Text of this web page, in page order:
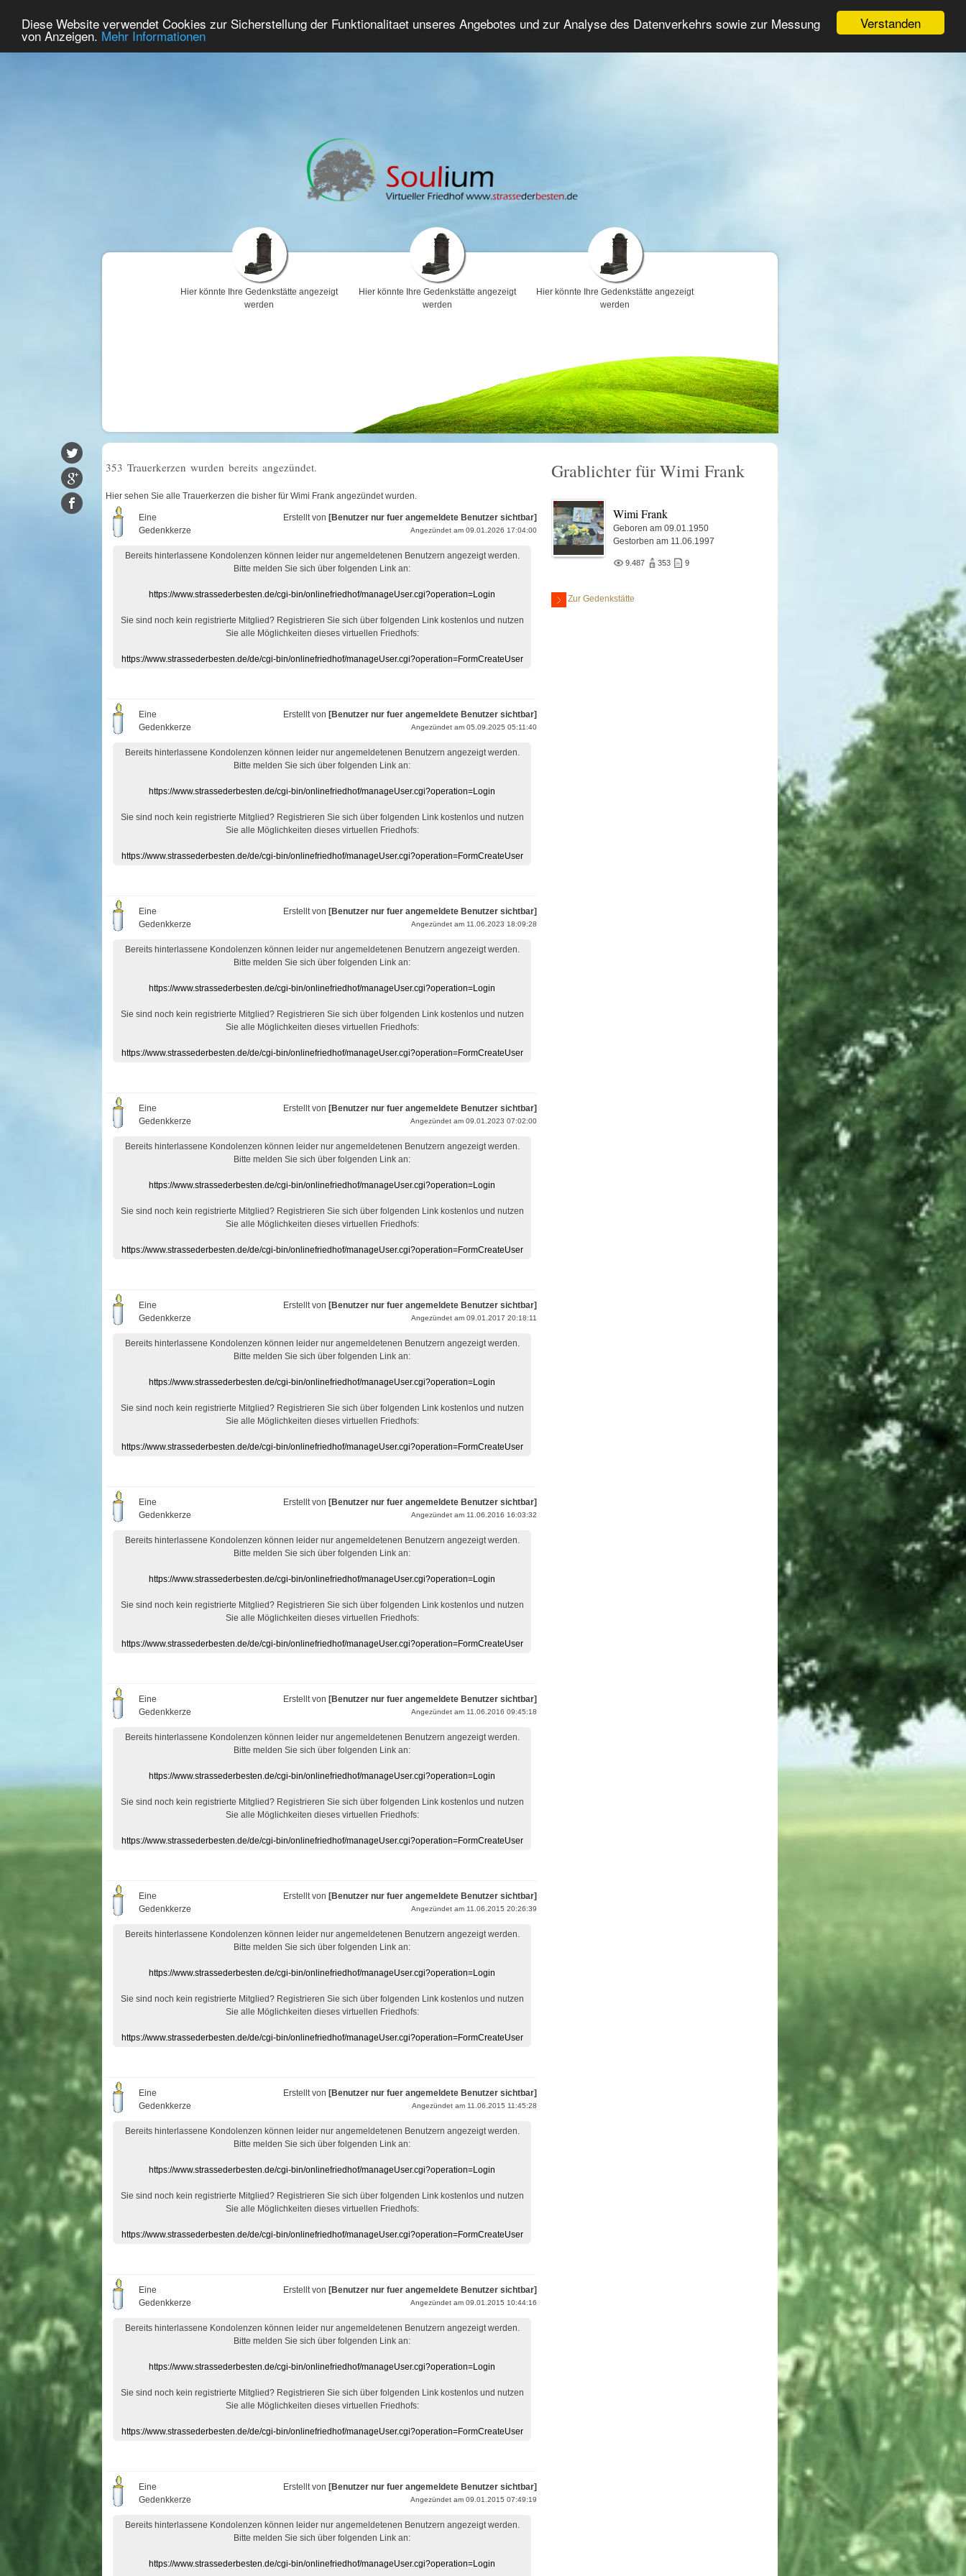
Verstanden
Diese Website verwendet Cookies zur Sicherstellung der Funktionalitaet unseres Angebotes und zur Analyse des Datenverkehrs sowie zur Messung
von Anzeigen. Mehr Informationen
Home Premium Gedenken Trauerforum Erweiterte Suche Anmelden
Hier könnte Ihre Gedenkstätte angezeigt
werden
Hier könnte Ihre Gedenkstätte angezeigt
werden
Hier könnte Ihre Gedenkstätte angezeigt
werden
353 Trauerkerzen wurden bereits angezündet.
Hier sehen Sie alle Trauerkerzen die bisher für Wimi Frank angezündet wurden.
Eine
Gedenkkerze
Erstellt von [Benutzer nur fuer angemeldete Benutzer sichtbar]
Angezündet am 09.01.2026 17:04:00
Bereits hinterlassene Kondolenzen können leider nur angemeldetenen Benutzern angezeigt werden.
Bitte melden Sie sich über folgenden Link an:
https://www.strassederbesten.de/cgi-bin/onlinefriedhof/manageUser.cgi?operation=Login
Sie sind noch kein registrierte Mitglied? Registrieren Sie sich über folgenden Link kostenlos und nutzen
Sie alle Möglichkeiten dieses virtuellen Friedhofs:
https://www.strassederbesten.de/de/cgi-bin/onlinefriedhof/manageUser.cgi?operation=FormCreateUser
Eine
Gedenkkerze
Erstellt von [Benutzer nur fuer angemeldete Benutzer sichtbar]
Angezündet am 05.09.2025 05:11:40
Bereits hinterlassene Kondolenzen können leider nur angemeldetenen Benutzern angezeigt werden.
Bitte melden Sie sich über folgenden Link an:
https://www.strassederbesten.de/cgi-bin/onlinefriedhof/manageUser.cgi?operation=Login
Sie sind noch kein registrierte Mitglied? Registrieren Sie sich über folgenden Link kostenlos und nutzen
Sie alle Möglichkeiten dieses virtuellen Friedhofs:
https://www.strassederbesten.de/de/cgi-bin/onlinefriedhof/manageUser.cgi?operation=FormCreateUser
Eine
Gedenkkerze
Erstellt von [Benutzer nur fuer angemeldete Benutzer sichtbar]
Angezündet am 11.06.2023 18:09:28
Bereits hinterlassene Kondolenzen können leider nur angemeldetenen Benutzern angezeigt werden.
Bitte melden Sie sich über folgenden Link an:
https://www.strassederbesten.de/cgi-bin/onlinefriedhof/manageUser.cgi?operation=Login
Sie sind noch kein registrierte Mitglied? Registrieren Sie sich über folgenden Link kostenlos und nutzen
Sie alle Möglichkeiten dieses virtuellen Friedhofs:
https://www.strassederbesten.de/de/cgi-bin/onlinefriedhof/manageUser.cgi?operation=FormCreateUser
Eine
Gedenkkerze
Erstellt von [Benutzer nur fuer angemeldete Benutzer sichtbar]
Angezündet am 09.01.2023 07:02:00
Bereits hinterlassene Kondolenzen können leider nur angemeldetenen Benutzern angezeigt werden.
Bitte melden Sie sich über folgenden Link an:
https://www.strassederbesten.de/cgi-bin/onlinefriedhof/manageUser.cgi?operation=Login
Sie sind noch kein registrierte Mitglied? Registrieren Sie sich über folgenden Link kostenlos und nutzen
Sie alle Möglichkeiten dieses virtuellen Friedhofs:
https://www.strassederbesten.de/de/cgi-bin/onlinefriedhof/manageUser.cgi?operation=FormCreateUser
Eine
Gedenkkerze
Erstellt von [Benutzer nur fuer angemeldete Benutzer sichtbar]
Angezündet am 09.01.2017 20:18:11
Bereits hinterlassene Kondolenzen können leider nur angemeldetenen Benutzern angezeigt werden.
Bitte melden Sie sich über folgenden Link an:
https://www.strassederbesten.de/cgi-bin/onlinefriedhof/manageUser.cgi?operation=Login
Sie sind noch kein registrierte Mitglied? Registrieren Sie sich über folgenden Link kostenlos und nutzen
Sie alle Möglichkeiten dieses virtuellen Friedhofs:
https://www.strassederbesten.de/de/cgi-bin/onlinefriedhof/manageUser.cgi?operation=FormCreateUser
Eine
Gedenkkerze
Erstellt von [Benutzer nur fuer angemeldete Benutzer sichtbar]
Angezündet am 11.06.2016 16:03:32
Bereits hinterlassene Kondolenzen können leider nur angemeldetenen Benutzern angezeigt werden.
Bitte melden Sie sich über folgenden Link an:
https://www.strassederbesten.de/cgi-bin/onlinefriedhof/manageUser.cgi?operation=Login
Sie sind noch kein registrierte Mitglied? Registrieren Sie sich über folgenden Link kostenlos und nutzen
Sie alle Möglichkeiten dieses virtuellen Friedhofs:
https://www.strassederbesten.de/de/cgi-bin/onlinefriedhof/manageUser.cgi?operation=FormCreateUser
Eine
Gedenkkerze
Erstellt von [Benutzer nur fuer angemeldete Benutzer sichtbar]
Angezündet am 11.06.2016 09:45:18
Bereits hinterlassene Kondolenzen können leider nur angemeldetenen Benutzern angezeigt werden.
Bitte melden Sie sich über folgenden Link an:
https://www.strassederbesten.de/cgi-bin/onlinefriedhof/manageUser.cgi?operation=Login
Sie sind noch kein registrierte Mitglied? Registrieren Sie sich über folgenden Link kostenlos und nutzen
Sie alle Möglichkeiten dieses virtuellen Friedhofs:
https://www.strassederbesten.de/de/cgi-bin/onlinefriedhof/manageUser.cgi?operation=FormCreateUser
Eine
Gedenkkerze
Erstellt von [Benutzer nur fuer angemeldete Benutzer sichtbar]
Angezündet am 11.06.2015 20:26:39
Bereits hinterlassene Kondolenzen können leider nur angemeldetenen Benutzern angezeigt werden.
Bitte melden Sie sich über folgenden Link an:
https://www.strassederbesten.de/cgi-bin/onlinefriedhof/manageUser.cgi?operation=Login
Sie sind noch kein registrierte Mitglied? Registrieren Sie sich über folgenden Link kostenlos und nutzen
Sie alle Möglichkeiten dieses virtuellen Friedhofs:
https://www.strassederbesten.de/de/cgi-bin/onlinefriedhof/manageUser.cgi?operation=FormCreateUser
Eine
Gedenkkerze
Erstellt von [Benutzer nur fuer angemeldete Benutzer sichtbar]
Angezündet am 11.06.2015 11:45:28
Bereits hinterlassene Kondolenzen können leider nur angemeldetenen Benutzern angezeigt werden.
Bitte melden Sie sich über folgenden Link an:
https://www.strassederbesten.de/cgi-bin/onlinefriedhof/manageUser.cgi?operation=Login
Sie sind noch kein registrierte Mitglied? Registrieren Sie sich über folgenden Link kostenlos und nutzen
Sie alle Möglichkeiten dieses virtuellen Friedhofs:
https://www.strassederbesten.de/de/cgi-bin/onlinefriedhof/manageUser.cgi?operation=FormCreateUser
Eine
Gedenkkerze
Erstellt von [Benutzer nur fuer angemeldete Benutzer sichtbar]
Angezündet am 09.01.2015 10:44:16
Bereits hinterlassene Kondolenzen können leider nur angemeldetenen Benutzern angezeigt werden.
Bitte melden Sie sich über folgenden Link an:
https://www.strassederbesten.de/cgi-bin/onlinefriedhof/manageUser.cgi?operation=Login
Sie sind noch kein registrierte Mitglied? Registrieren Sie sich über folgenden Link kostenlos und nutzen
Sie alle Möglichkeiten dieses virtuellen Friedhofs:
https://www.strassederbesten.de/de/cgi-bin/onlinefriedhof/manageUser.cgi?operation=FormCreateUser
Eine
Gedenkkerze
Erstellt von [Benutzer nur fuer angemeldete Benutzer sichtbar]
Angezündet am 09.01.2015 07:49:19
Bereits hinterlassene Kondolenzen können leider nur angemeldetenen Benutzern angezeigt werden.
Bitte melden Sie sich über folgenden Link an:
https://www.strassederbesten.de/cgi-bin/onlinefriedhof/manageUser.cgi?operation=Login
Grablichter für Wimi Frank
Wimi Frank
Geboren am 09.01.1950
Gestorben am 11.06.1997
9.487 353 9
Zur Gedenkstätte